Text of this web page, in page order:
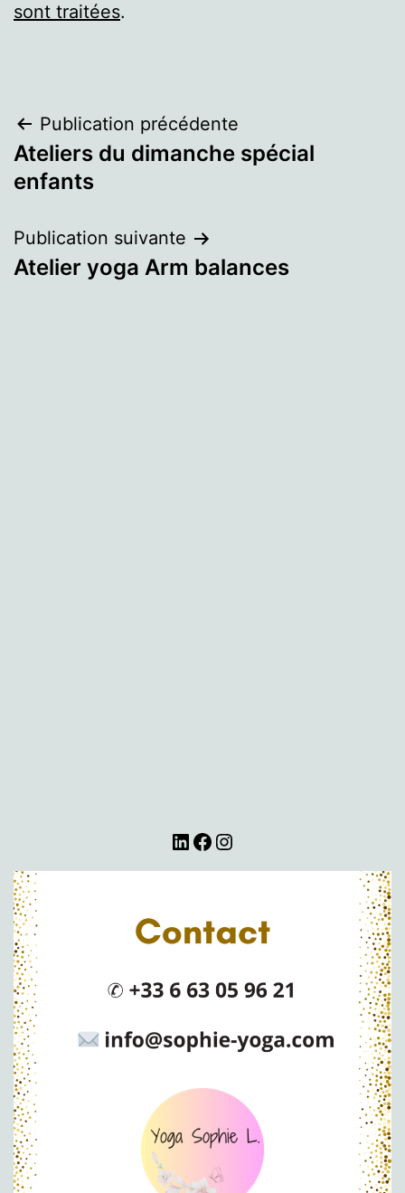
sont traitées.
Navigation
de
Publication précédente
Ateliers du dimanche spécial
enfants
Publication suivante
Atelier yoga Arm balances
LinkedIn
Facebook
Instagram